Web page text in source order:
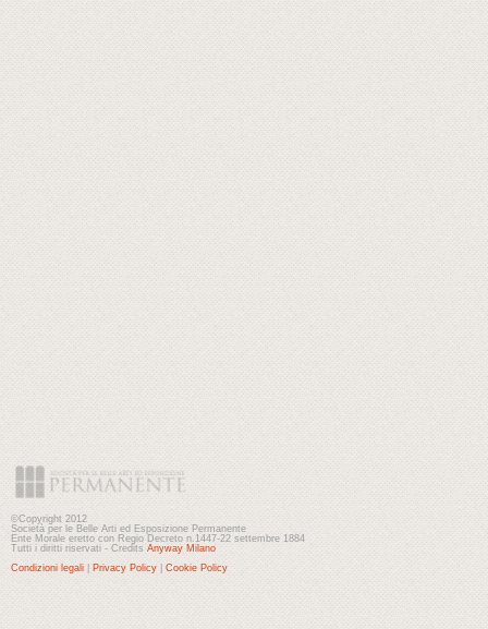
©Copyright 2012
Società per le Belle Arti ed Esposizione Permanente
Ente Morale eretto con Regio Decreto n.1447-22 settembre 1884
Tutti i diritti riservati - Credits Anyway Milano
Condizioni legali
Privacy Policy Cookie Policy